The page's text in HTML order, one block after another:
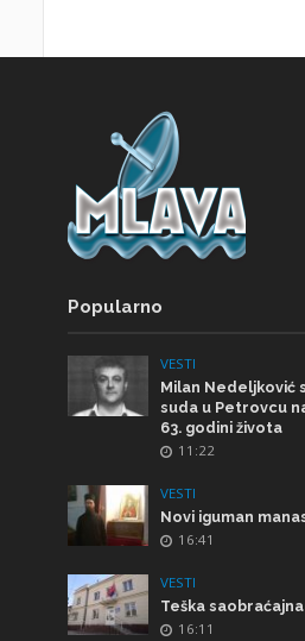
Popularno
VESTI
Milan Nedeljković
suda u Petrovcu
63. godini života
11:22
VESTI
Novi iguman
16:41
VESTI
Teška
16:11